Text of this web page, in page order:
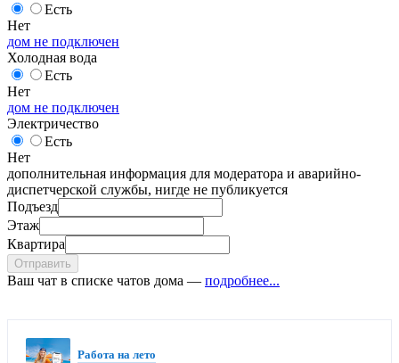
Есть
Нет
дом не подключен
Холодная вода
Есть
Нет
дом не подключен
Электричество
Есть
Нет
дополнительная информация для модератора и аварийно-
диспетчерской службы, нигде не публикуется
Подъезд
Этаж
Квартира
Отправить
Ваш чат в списке чатов дома — подробнее...
Работа на лето